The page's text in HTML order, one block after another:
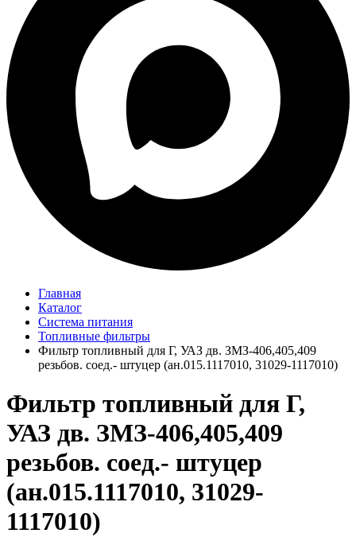
Главная
Каталог
Система питания
Топливные фильтры
Фильтр топливный для Г, УАЗ дв. ЗМЗ-406,405,409
резьбов. соед.- штуцер (ан.015.1117010, 31029-1117010)
Фильтр топливный для Г,
УАЗ дв. ЗМЗ-406,405,409
резьбов. соед.- штуцер
(ан.015.1117010, 31029-
1117010)